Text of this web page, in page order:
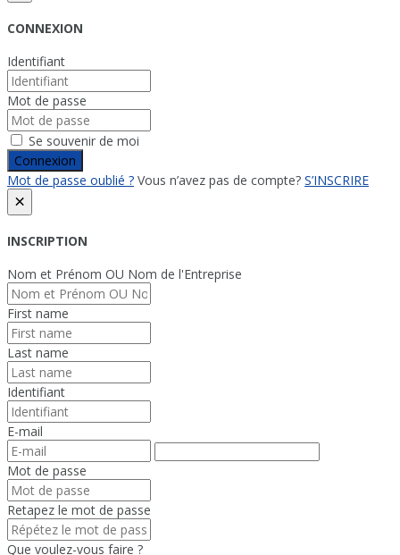
CONNEXION
Identifiant
Mot de passe
Se souvenir de moi
Connexion
Mot de passe oublié ? Vous n’avez pas de compte? S’INSCRIRE
×
INSCRIPTION
Nom et Prénom OU Nom de l'Entreprise
First name
Last name
Identifiant
E-mail
Mot de passe
Retapez le mot de passe
Que voulez-vous faire ?